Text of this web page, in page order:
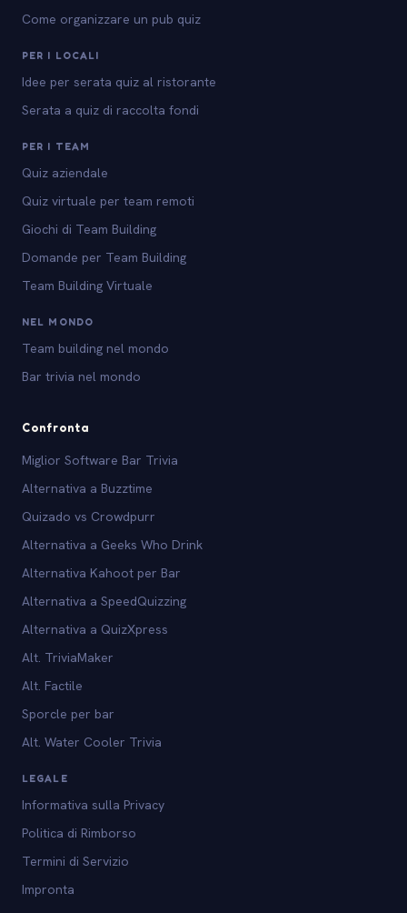
Come organizzare un pub quiz
PER I LOCALI
Idee per serata quiz al ristorante
Serata a quiz di raccolta fondi
PER I TEAM
Quiz aziendale
Quiz virtuale per team remoti
Giochi di Team Building
Domande per Team Building
Team Building Virtuale
NEL MONDO
Team building nel mondo
Bar trivia nel mondo
Confronta
Miglior Software Bar Trivia
Alternativa a Buzztime
Quizado vs Crowdpurr
Alternativa a Geeks Who Drink
Alternativa Kahoot per Bar
Alternativa a SpeedQuizzing
Alternativa a QuizXpress
Alt. TriviaMaker
Alt. Factile
Sporcle per bar
Alt. Water Cooler Trivia
LEGALE
Informativa sulla Privacy
Politica di Rimborso
Termini di Servizio
Impronta